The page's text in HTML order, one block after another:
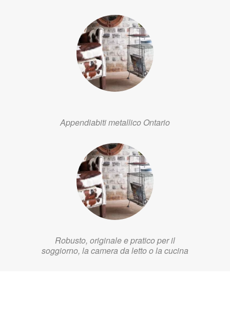
Appendiabiti metallico Ontario
Robusto, originale e pratico per il
soggiorno, la camera da letto o la cucina